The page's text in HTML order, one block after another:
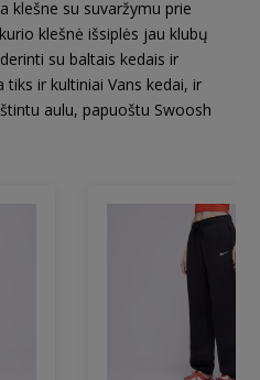
klešne su suvaržymu prie
klešnė išsiplės jau klubų
su baltais kedais ir
tiks ir kultiniai Vans kedai, ir
aulu, papuoštu Swoosh